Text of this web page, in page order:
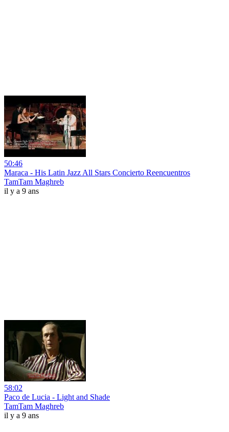
50:46
Maraca - His Latin Jazz All Stars Concierto Reencuentros
TamTam Maghreb
il y a 9 ans
58:02
Paco de Lucia - Light and Shade
TamTam Maghreb
il y a 9 ans